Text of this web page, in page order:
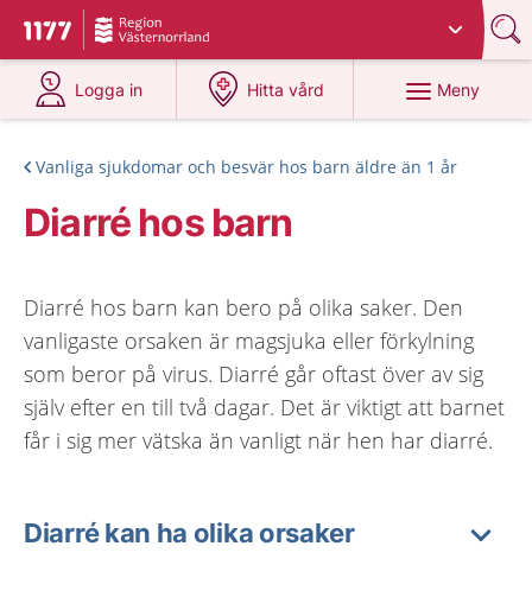
Till startsidan för 1177
Du har valt region
Logga in
på 1177.se
Hitta vård
på 1177.se
Meny
Vanliga sjukdomar och besvär hos barn äldre än 1 år
Diarré hos barn
Diarré hos barn kan bero på olika saker. Den
vanligaste orsaken är magsjuka eller förkylning
som beror på virus. Diarré går oftast över av sig
själv efter en till två dagar. Det är viktigt att barnet
får i sig mer vätska än vanligt när hen har diarré.
Diarré kan ha olika orsaker